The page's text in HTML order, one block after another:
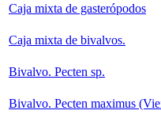
Caja mixta de gasterópodos
Caja mixta de bivalvos.
Bivalvo. Pecten sp.
Bivalvo. Pecten maximus